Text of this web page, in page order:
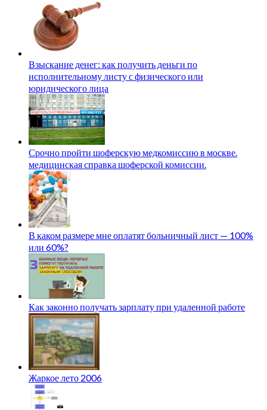
Взыскание денег: как получить деньги по
исполнительному листу с физического или
юридического лица
Срочно пройти шоферскую медкомиссию в москве.
медицинская справка шоферской комиссии.
В каком размере мне оплатят больничный лист — 100%
или 60%?
Как законно получать зарплату при удаленной работе
Жаркое лето 2006